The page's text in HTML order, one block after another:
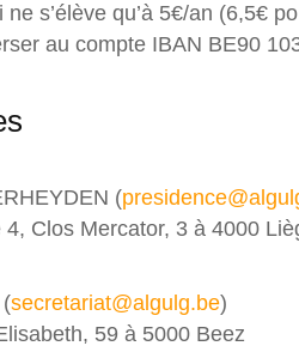
s’élève qu’à 5€/an (6,5€
au compte IBAN BE90
(
4, Clos Mercator, 3 à 4000
secretariat@algulg.be)
59 à 5000 Beez